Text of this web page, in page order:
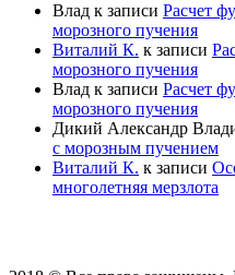
Влад к записи Расчет
морозного пучения
Виталий К. к записи
морозного пучения
Влад к записи Расчет
морозного пучения
Дикий Александр
с морозным пучением
Виталий К. к записи
многолетняя мерзлота